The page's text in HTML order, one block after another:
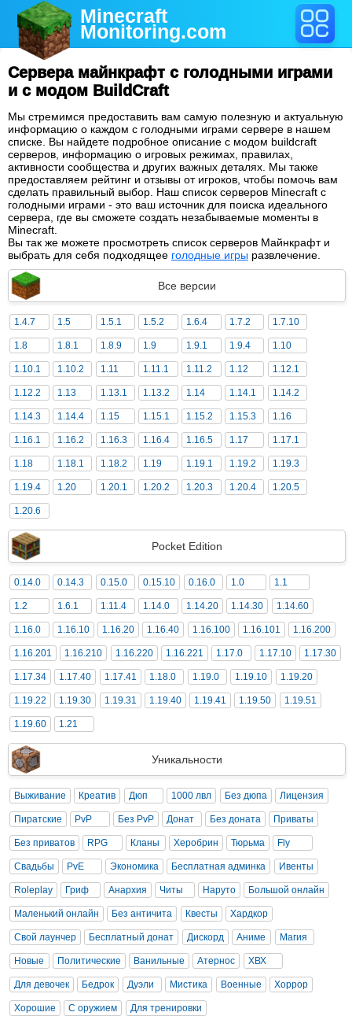
Minecraft
Monitoring.com
Сервера майнкрафт с голодными играми
и с модом BuildCraft
Мы стремимся предоставить вам самую полезную и актуальную
информацию о каждом с голодными играми сервере в нашем
списке. Вы найдете подробное описание с модом buildcraft
серверов, информацию о игровых режимах, правилах,
активности сообщества и других важных деталях. Мы также
предоставляем рейтинг и отзывы от игроков, чтобы помочь вам
сделать правильный выбор. Наш список серверов Minecraft с
голодными играми - это ваш источник для поиска идеального
сервера, где вы сможете создать незабываемые моменты в
Minecraft.
Вы так же можете просмотреть список серверов Майнкрафт и
выбрать для себя подходящее голодные игры развлечение.
Все версии
1.4.7 1.5 1.5.1 1.5.2 1.6.4 1.7.2 1.7.10
1.8 1.8.1 1.8.9 1.9 1.9.1 1.9.4 1.10
1.10.1 1.10.2 1.11 1.11.1 1.11.2 1.12 1.12.1
1.12.2 1.13 1.13.1 1.13.2 1.14 1.14.1 1.14.2
1.14.3 1.14.4 1.15 1.15.1 1.15.2 1.15.3 1.16
1.16.1 1.16.2 1.16.3 1.16.4 1.16.5 1.17 1.17.1
1.18 1.18.1 1.18.2 1.19 1.19.1 1.19.2 1.19.3
1.19.4 1.20 1.20.1 1.20.2 1.20.3 1.20.4 1.20.5
1.20.6
Pocket Edition
0.14.0 0.14.3 0.15.0 0.15.10 0.16.0 1.0 1.1
1.2 1.6.1 1.11.4 1.14.0 1.14.20 1.14.30 1.14.60
1.16.0 1.16.10 1.16.20 1.16.40 1.16.100 1.16.101 1.16.200
1.16.201 1.16.210 1.16.220 1.16.221 1.17.0 1.17.10 1.17.30
1.17.34 1.17.40 1.17.41 1.18.0 1.19.0 1.19.10 1.19.20
1.19.22 1.19.30 1.19.31 1.19.40 1.19.41 1.19.50 1.19.51
1.19.60 1.21
Уникальности
Выживание Креатив Дюп 1000 лвл Без дюпа Лицензия
Пиратские PvP Без PvP Донат Без доната Приваты
Без приватов RPG Кланы Херобрин Тюрьма Fly
Свадьбы PvE Экономика Бесплатная админка Ивенты
Roleplay Гриф Анархия Читы Наруто Большой онлайн
Маленький онлайн Без античита Квесты Хардкор
Свой лаунчер Бесплатный донат Дискорд Аниме Магия
Новые Политические Ванильные Атернос ХВХ
Для девочек Бедрок Дуэли Мистика Военные Хоррор
Хорошие С оружием Для тренировки